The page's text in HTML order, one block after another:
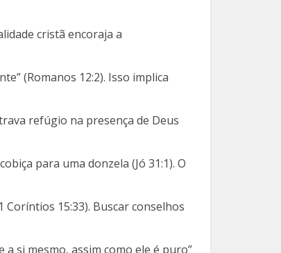
cristã encoraja a
(Romanos 12:2). Isso implica
refúgio na presença de Deus
para uma donzela (Jó 31:1). O
Coríntios 15:33). Buscar conselhos
si mesmo, assim como ele é puro”